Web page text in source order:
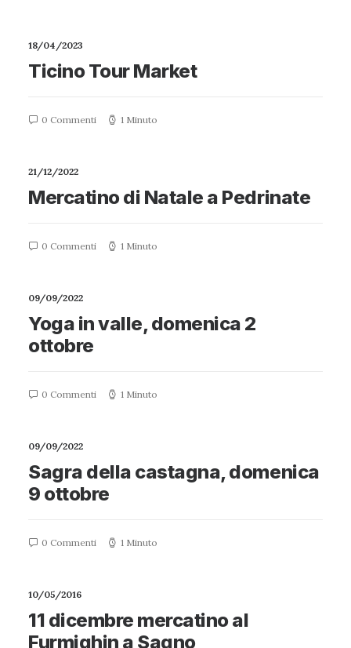
18/04/2023
Ticino Tour Market
0 Commenti 1 Minuto
21/12/2022
Mercatino di Natale a Pedrinate
0 Commenti 1 Minuto
09/09/2022
Yoga in valle, domenica 2
ottobre
0 Commenti 1 Minuto
09/09/2022
Sagra della castagna, domenica
9 ottobre
0 Commenti 1 Minuto
10/05/2016
11 dicembre mercatino al
Furmighin a Sagno